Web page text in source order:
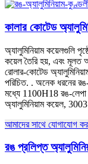
কালার কোটেড
অ্যালুমিনিয়াম কয়েলগুলি
কয়েল তৈরি হয়, এবং মূলত
রোলার-কোটেড
পরিচিত. . অনেক ধরনের
মধ্যে 1100H18 রঙ-লেপা
অ্যালুমিনিয়াম কয়েল,
আমাদের সাথে যোগাযোগ
রঙ প্রলিপ্ত